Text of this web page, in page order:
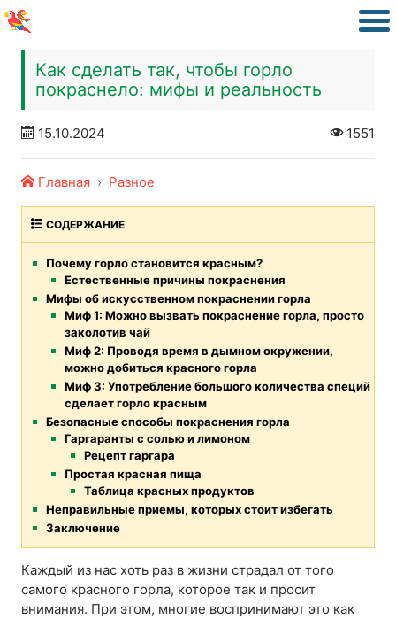
Как сделать так, чтобы горло
покраснело: мифы и реальность
15.10.2024 1551
Главная Разное
СОДЕРЖАНИЕ
Почему горло становится красным?
Естественные причины покраснения
Мифы об искусственном покраснении горла
Миф 1: Можно вызвать покраснение горла, просто
заколотив чай
Миф 2: Проводя время в дымном окружении,
можно добиться красного горла
Миф 3: Употребление большого количества специй
сделает горло красным
Безопасные способы покраснения горла
Гаргаранты с солью и лимоном
Рецепт гаргара
Простая красная пища
Таблица красных продуктов
Неправильные приемы, которых стоит избегать
Заключение
Каждый из нас хоть раз в жизни страдал от того
самого красного горла, которое так и просит
внимания. При этом, многие воспринимают это как